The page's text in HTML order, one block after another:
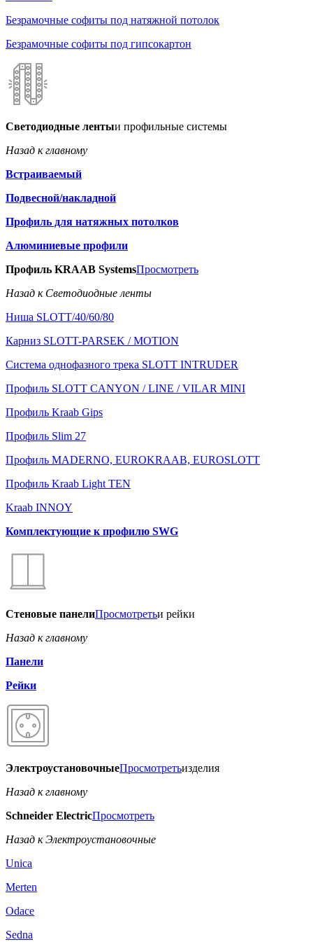
Безрамочные софиты под натяжной потолок
Безрамочные софиты под гипсокартон
Светодиодные лентыи профильные системы
Назад к главному
Встраиваемый
Подвесной/накладной
Профиль для натяжных потолков
Алюминиевые профили
Профиль KRAAB SystemsПросмотреть
Назад к Светодиодные ленты
Ниша SLOTT/40/60/80
Карниз SLOTT-PARSEK / MOTION
Система однофазного трека SLOTT INTRUDER
Профиль SLOTT CANYON / LINE / VILAR MINI
Профиль Kraab Gips
Профиль Slim 27
Профиль MADERNO, EUROKRAAB, EUROSLOTT
Профиль Kraab Light TEN
Kraab INNOY
Комплектующие к профилю SWG
Стеновые панелиПросмотретьи рейки
Назад к главному
Панели
Рейки
ЭлектроустановочныеПросмотретьизделия
Назад к главному
Schneider ElectricПросмотреть
Назад к Электроустановочные
Unica
Merten
Odace
Sedna